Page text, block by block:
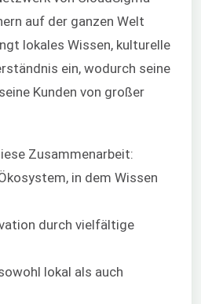
auf der ganzen Welt
lokales Wissen, kulturelle
ein, wodurch seine
Kunden von großer
Zusammenarbeit:
in dem Wissen
durch vielfältige
lokal als auch